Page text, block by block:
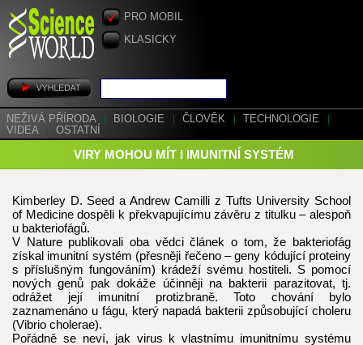
PRO MOBIL
KLASICKY
NEŽIVÁ PŘÍRODA BIOLOGIE ČLOVĚK TECHNOLOGIE
VIDEA
OSTATNÍ
VIRY MOHOU MÍT I IMUNITNÍ SYSTÉM
Kimberley D. Seed a Andrew Camilli z Tufts University School
of Medicine dospěli k překvapujícímu závěru z titulku – alespoň
u bakteriofágů.
V Nature publikovali oba vědci článek o tom, že bakteriofág
získal imunitní systém (přesněji řečeno – geny kódující proteiny
s příslušným fungováním) krádeží svému hostiteli. S pomocí
nových genů pak dokáže účinněji na bakterii parazitovat, tj.
odrážet její imunitní protizbraně. Toto chování bylo
zaznamenáno u fágu, který napadá bakterii způsobující choleru
(Vibrio cholerae).
Pořádně se neví, jak virus k vlastnímu imunitnímu systému